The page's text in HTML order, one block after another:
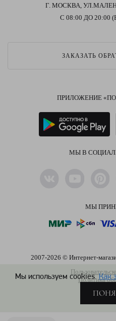
Мы используем cookies.Как
Г. МОСКВА,
С 08:00 ДО 20:00
ЗАКАЗАТЬ
ПРИЛОЖЕНИЕ
МЫ В
МЫ
2007-2026 © Интернет-
Политика